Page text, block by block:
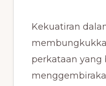
Kekuatiran
perkataan yang